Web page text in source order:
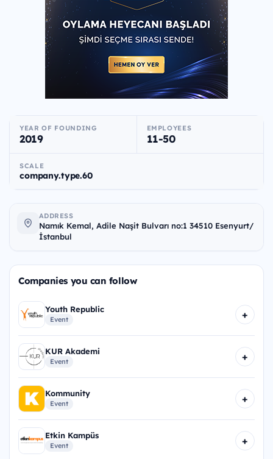
YEAR OF FOUNDING
2019
EMPLOYEES
11-50
SCALE
company.type.60
ADDRESS
Namık Kemal, Adile Naşit Bulvarı no:1 34510 Esenyurt/
İstanbul
Companies you can follow
Youth Republic
Event +
KUR Akademi
Event +
Kommunity
Event +
Etkin Kampüs
Event +